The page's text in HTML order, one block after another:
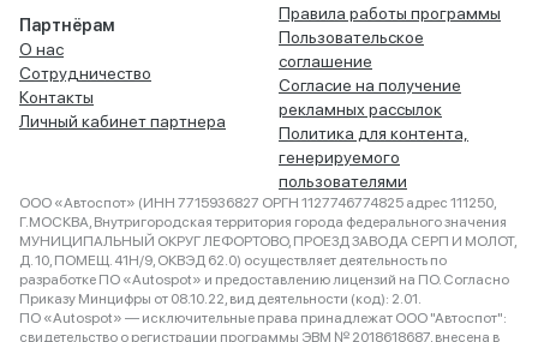
Партнёрам
О нас
Сотрудничество
Контакты
Личный кабинет партнера
Правила работы программы
Пользовательское
соглашение
Согласие на получение
рекламных рассылок
Политика для контента,
генерируемого
пользователями
ООО «Автоспот» (ИНН 7715936827 ОРГН 1127746774825 адрес 111250,
Г.МОСКВА, Внутригородская территория города федерального значения
МУНИЦИПАЛЬНЫЙ ОКРУГ ЛЕФОРТОВО, ПРОЕЗД ЗАВОДА СЕРП И МОЛОТ,
Д. 10, ПОМЕЩ. 41Н/9, ОКВЭД 62.0) осуществляет деятельность по
разработке ПО «Autospot» и предоставлению лицензий на ПО. Согласно
Приказу Минцифры от 08.10.22, вид деятельности (код): 2.01.
ПО «Autospot» — исключительные права принадлежат ООО "Автоспот":
свидетельство о регистрации программы ЭВМ № 2018618687, внесена в